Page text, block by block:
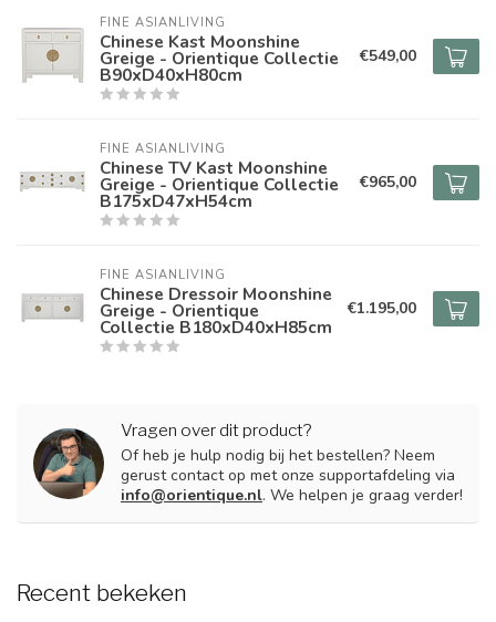
FINE ASIANLIVING
Chinese Kast Moonshine
Greige - Orientique Collectie
B90xD40xH80cm
€549,00
FINE ASIANLIVING
Chinese TV Kast Moonshine
Greige - Orientique Collectie
B175xD47xH54cm
€965,00
FINE ASIANLIVING
Chinese Dressoir Moonshine
Greige - Orientique
Collectie B180xD40xH85cm
€1.195,00
Vragen over dit product?
Of heb je hulp nodig bij het bestellen? Neem
gerust contact op met onze supportafdeling via
info@orientique.nl. We helpen je graag verder!
Recent bekeken